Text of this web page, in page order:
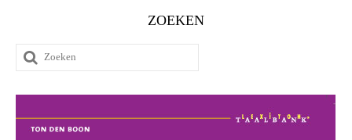
ZOEKEN
Zoeken
naar: